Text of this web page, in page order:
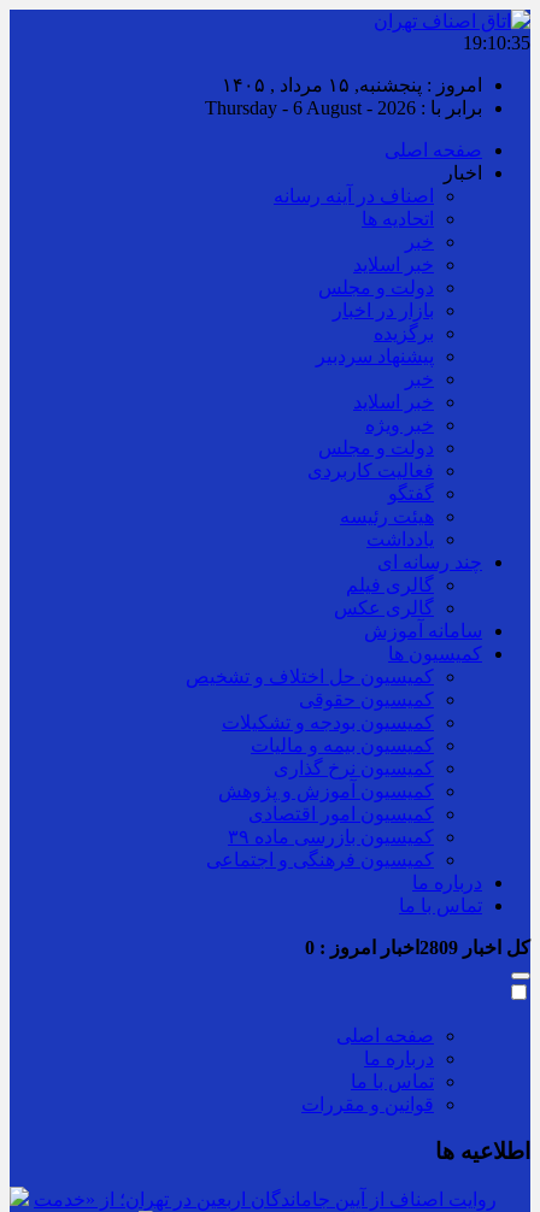
19:10:35
امروز : پنجشنبه, ۱۵ مرداد , ۱۴۰۵
برابر با : Thursday - 6 August - 2026
صفحه اصلی
اخبار
اصناف در آینه رسانه
اتحادیه ها
خبر
خبر اسلايد
دولت و مجلس
بازار در اخبار
برگزیده
پیشنهاد سردبیر
خبر
خبر اسلايد
خبر ویژه
دولت و مجلس
فعالیت کاربردی
گفتگو
هیئت رئیسه
یادداشت
چند رسانه ای
گالری فیلم
گالری عکس
سامانه آموزش
کمیسیون ها
کمیسیون حل اختلاف و تشخیص
کمیسیون حقوقی
کمیسیون بودجه و تشکیلات
کمیسیون بیمه و مالیات
کمیسیون نرخ گذاری
کمیسیون آموزش و پژوهش
کمیسیون امور اقتصادی
کمیسیون بازرسی ماده ۳۹
کمیسیون فرهنگی و اجتماعی
درباره ما
تماس با ما
کل اخبار اخبار امروز : 0
صفحه اصلی
درباره ما
تماس با ما
قوانین و مقررات
اطلاعیه ها
روایت اصناف از آیین جاماندگان اربعین در تهران؛ از «خدمت